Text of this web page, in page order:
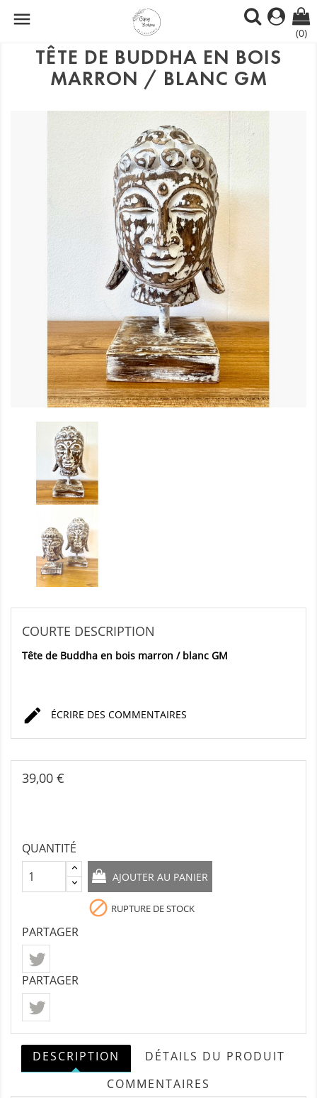

(0)
TÊTE DE BUDDHA EN BOIS
MARRON / BLANC GM
COURTE DESCRIPTION
Tête de Buddha en bois marron / blanc GM
 ÉCRIRE DES COMMENTAIRES
39,00 €
QUANTITÉ
AJOUTER AU PANIER
 RUPTURE DE STOCK
PARTAGER
PARTAGER
DESCRIPTION
DÉTAILS DU PRODUIT
COMMENTAIRES